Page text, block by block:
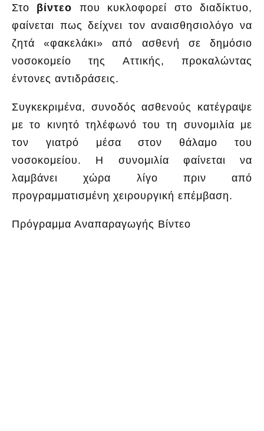
Στο βίντεο που κυκλοφορεί στο διαδίκτυο,
φαίνεται πως δείχνει τον αναισθησιολόγο να
ζητά «φακελάκι» από ασθενή σε δημόσιο
νοσοκομείο της Αττικής, προκαλώντας
έντονες αντιδράσεις.
Συγκεκριμένα, συνοδός ασθενούς κατέγραψε
με το κινητό τηλέφωνό του τη συνομιλία με
τον γιατρό μέσα στον θάλαμο του
νοσοκομείου. Η συνομιλία φαίνεται να
λαμβάνει χώρα λίγο πριν από
προγραμματισμένη χειρουργική επέμβαση.
Πρόγραμμα Αναπαραγωγής Βίντεο